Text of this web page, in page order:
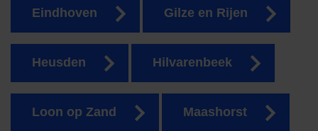
Eindhoven Gilze en Rijen
Heusden Hilvarenbeek
Loon op Zand Maashorst